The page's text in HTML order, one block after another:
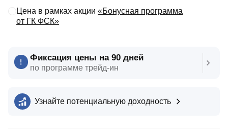
Фиксация цены на 90 дней
по программе трейд‑ин
Узнайте потенциальную доходность
Цена в рамках акции «Бонусная программа
от ГК ФСК»